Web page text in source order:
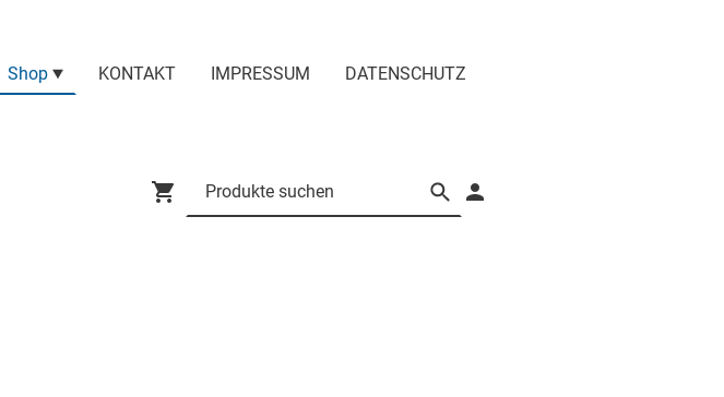
Shop KONTAKT IMPRESSUM DATENSCHUTZ